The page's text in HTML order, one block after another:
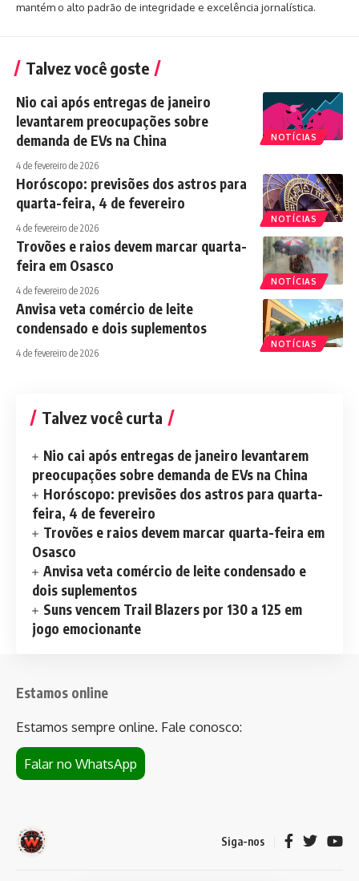
mantém o alto padrão de integridade e excelência jornalística.
Talvez você goste
NOTÍCIAS
Nio cai após entregas de janeiro
levantarem preocupações sobre
demanda de EVs na China
4 de fevereiro de 2026
NOTÍCIAS
Horóscopo: previsões dos astros para
quarta-feira, 4 de fevereiro
4 de fevereiro de 2026
NOTÍCIAS
Trovões e raios devem marcar quarta-
feira em Osasco
4 de fevereiro de 2026
NOTÍCIAS
Anvisa veta comércio de leite
condensado e dois suplementos
4 de fevereiro de 2026
Talvez você curta
Nio cai após entregas de janeiro levantarem
preocupações sobre demanda de EVs na China
Horóscopo: previsões dos astros para quarta-
feira, 4 de fevereiro
Trovões e raios devem marcar quarta-feira em
Osasco
Anvisa veta comércio de leite condensado e
dois suplementos
Suns vencem Trail Blazers por 130 a 125 em
jogo emocionante
Estamos online
Estamos sempre online. Fale conosco:
Falar no WhatsApp
Siga-nos